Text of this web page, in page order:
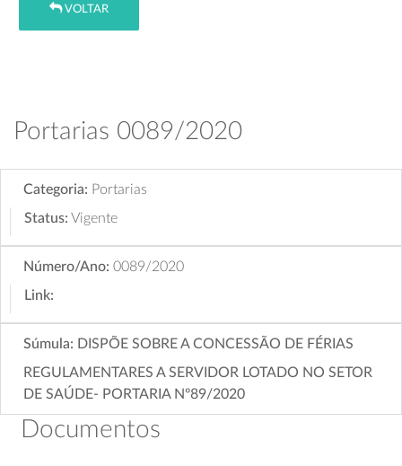
VOLTAR
Portarias 0089/2020
Categoria: Portarias
Status: Vigente
Número/Ano: 0089/2020
Link:
Súmula: DISPÕE SOBRE A CONCESSÃO DE FÉRIAS
REGULAMENTARES A SERVIDOR LOTADO NO SETOR
DE SAÚDE- PORTARIA Nº89/2020
Documentos